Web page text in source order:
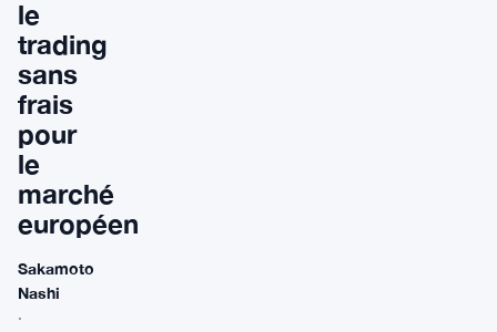
le
trading
sans
frais
pour
le
marché
européen
Sakamoto
Nashi
·